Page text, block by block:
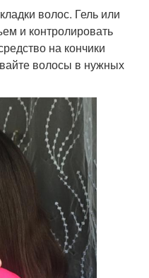
волос. Гель или
и контролировать
на кончики
волосы в нужных